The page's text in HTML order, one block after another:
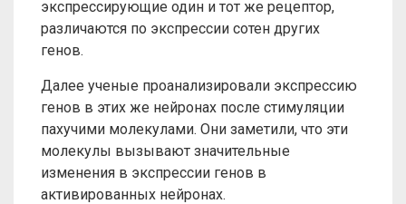
экспрессирующие один и тот же рецептор,
различаются по экспрессии сотен других
генов.
Далее ученые проанализировали экспрессию
генов в этих же нейронах после стимуляции
пахучими молекулами. Они заметили, что эти
молекулы вызывают значительные
изменения в экспрессии генов в
активированных нейронах.